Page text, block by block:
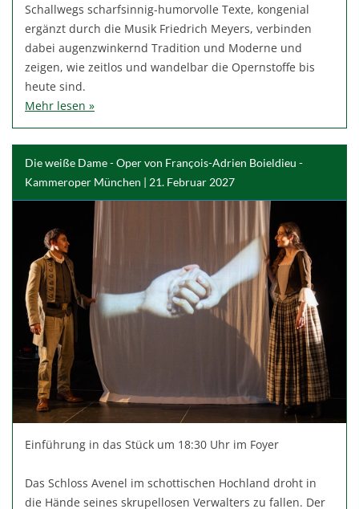
Schallwegs scharfsinnig-humorvolle Texte, kongenial
ergänzt durch die Musik Friedrich Meyers, verbinden
dabei augenzwinkernd Tradition und Moderne und
zeigen, wie zeitlos und wandelbar die Opernstoffe bis
heute sind.
Mehr lesen »
Die weiße Dame - Oper von François-Adrien Boieldieu -
Kammeroper München | 21. Februar 2027
Einführung in das Stück um 18:30 Uhr im Foyer
Das Schloss Avenel im schottischen Hochland droht in
die Hände seines skrupellosen Verwalters zu fallen. Der